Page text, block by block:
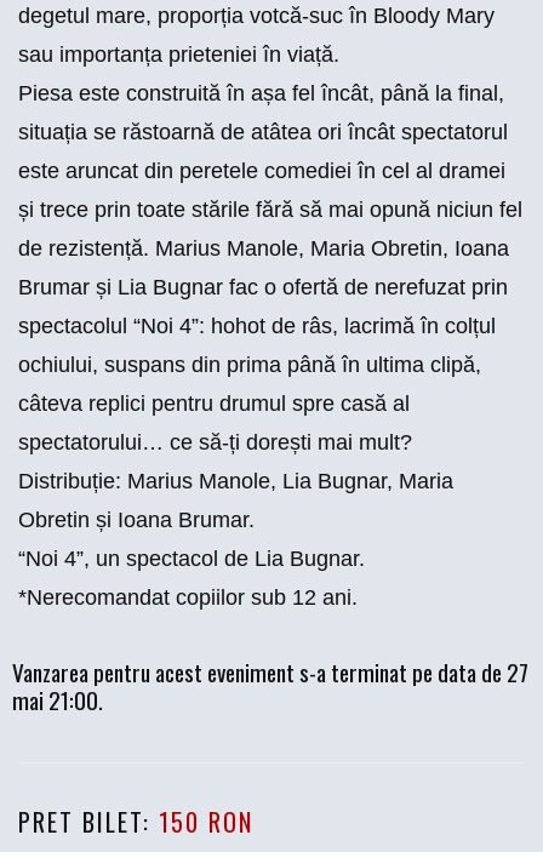
degetul mare, proporția votcă-suc în Bloody Mary
sau importanța prieteniei în viață.
Piesa este construită în așa fel încât, până la final,
situația se răstoarnă de atâtea ori încât spectatorul
este aruncat din peretele comediei în cel al dramei
și trece prin toate stările fără să mai opună niciun fel
de rezistență. Marius Manole, Maria Obretin, Ioana
Brumar și Lia Bugnar fac o ofertă de nerefuzat prin
spectacolul “Noi 4”: hohot de râs, lacrimă în colțul
ochiului, suspans din prima până în ultima clipă,
câteva replici pentru drumul spre casă al
spectatorului… ce să-ți dorești mai mult?
Distribuție: Marius Manole, Lia Bugnar, Maria
Obretin și Ioana Brumar.
“Noi 4”, un spectacol de Lia Bugnar.
*Nerecomandat copiilor sub 12 ani.
Vanzarea pentru acest eveniment s-a terminat pe data de 27
mai 21:00.
PRET BILET: 150 RON